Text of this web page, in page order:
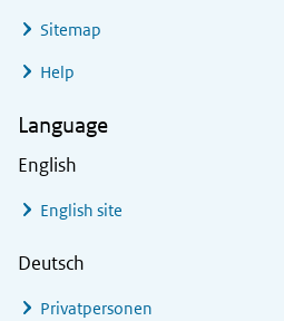
Sitemap
Help
Language
English
English site
Deutsch
Privatpersonen